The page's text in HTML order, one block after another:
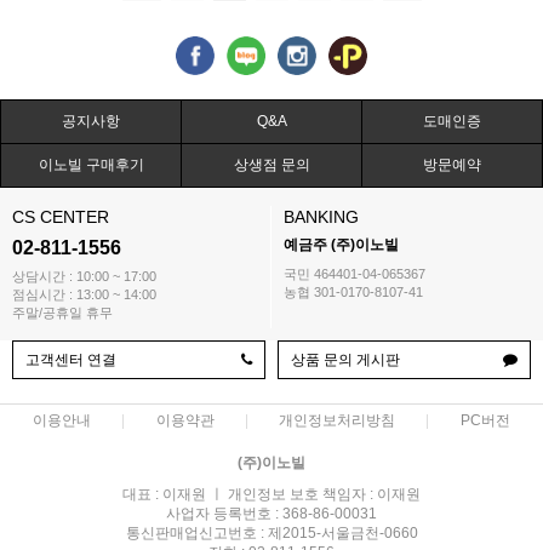
공지사항 Q&A 도매인증
이노빌 구매후기 상생점 문의 방문예약
CS CENTER
02-811-1556
상담시간 : 10:00 ~ 17:00
점심시간 : 13:00 ~ 14:00
주말/공휴일 휴무
BANKING
예금주 (주)이노빌
국민 464401-04-065367
농협 301-0170-8107-41
고객센터 연결 상품 문의 게시판
이용안내 이용약관 개인정보처리방침 PC버전
(주)이노빌
대표 : 이재원 ㅣ 개인정보 보호 책임자 : 이재원
사업자 등록번호 : 368-86-00031
통신판매업신고번호 : 제2015-서울금천-0660